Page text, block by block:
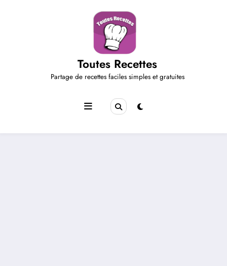
Toutes Recettes
Partage de recettes faciles simples et gratuites